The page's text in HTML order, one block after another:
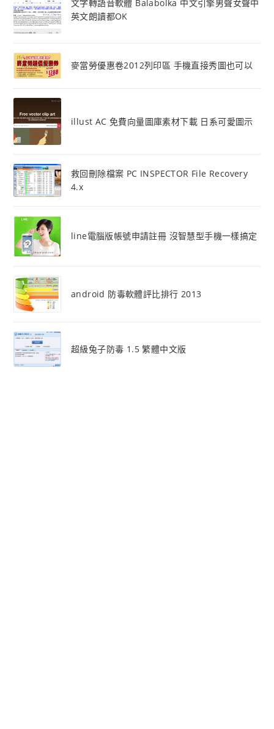
文字轉語音軟體 Balabolka 中文引擎男聲女聲中
英文朗讀都OK
麥當勞優惠卷2012列印區 手機直接秀圖也可以
illust AC 免費向量圖庫素材下載 日系可愛圖示
救回刪除檔案 PC INSPECTOR File Recovery
4.x
line電腦版帳號申請註冊 沒智慧型手機一樣搞定
android 防毒軟體評比排行 2013
超級兔子防毒 1.5 繁體中文版